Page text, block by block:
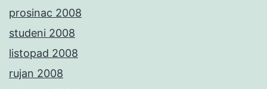
prosinac 2008
studeni 2008
listopad 2008
rujan 2008